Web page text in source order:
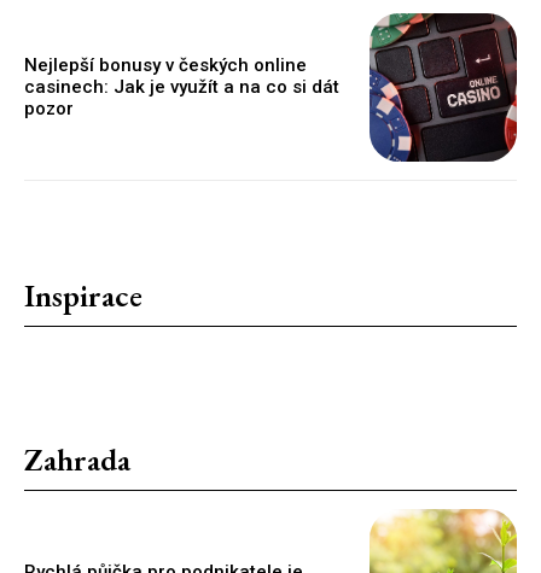
Nejlepší bonusy v českých online
casinech: Jak je využít a na co si dát
pozor
Inspirace
Zahrada